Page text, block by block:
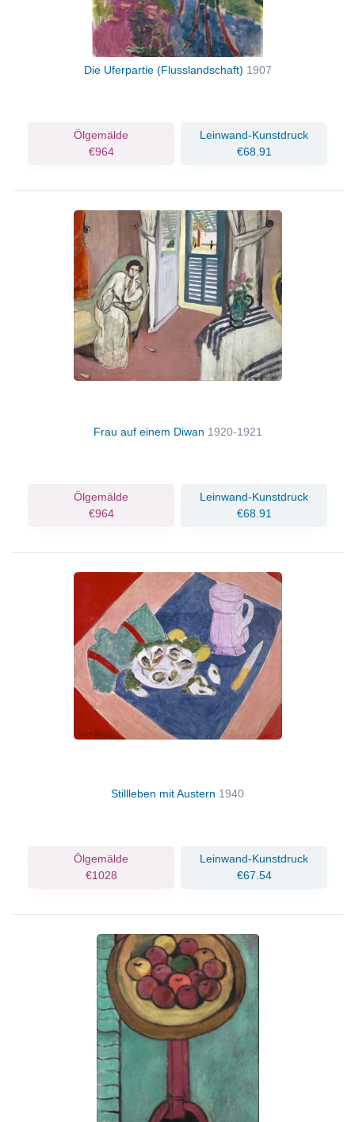
Die Uferpartie (Flusslandschaft) 1907
Ölgemälde
€964
Leinwand-Kunstdruck
€68.91
Frau auf einem Diwan 1920-1921
Ölgemälde
€964
Leinwand-Kunstdruck
€68.91
Stillleben mit Austern 1940
Ölgemälde
€1028
Leinwand-Kunstdruck
€67.54